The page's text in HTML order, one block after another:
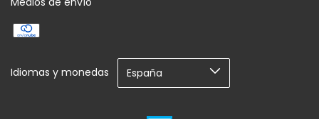
Idiomas y monedas